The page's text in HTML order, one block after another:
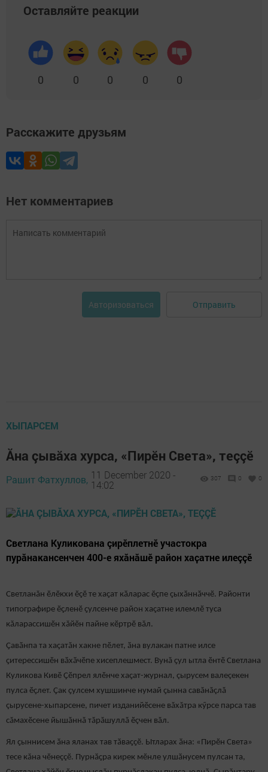
Оставляйте реакции
0 0 0 0 0
Расскажите друзьям
Нет комментариев
Авторизоваться Отправить
ХЫПАРСЕМ
Ăна çывăха хурса, «Пирӗн Света», теççӗ
Рашит Фатхуллов, 11 December 2020 -
14:02
307 0 0
Светлана Куликована çирӗплетнӗ участокра
пурăнакансенчен 400-е яхӑнăшӗ район хаҫатне илеççӗ
Светланăн ӗлӗкхи ӗҫӗ те хаҫат кӑларас ӗçпе ҫыхӑннӑччӗ. Районти
типографире ӗҫленӗ ҫулсенче район хаҫатне илемлӗ туса
кăларассишӗн хăйӗн пайне кӗртрӗ вăл.
Ҫавӑнпа та хаҫатăн хакне пӗлет, ӑна вулакан патне илсе
ҫитерессишӗн вӑхӑчӗпе хисеплешмест. Вунă ҫул ытла ӗнтӗ Светлана
Куликова Кивӗ Ҫӗпрел ялӗнче хаҫат-журнал, çырусем валеçекен
пулса ӗҫлет. Ҫак ҫулсем хушшинче нумай ҫынна савăнăçлă
çырусене-хыпарсене, пичет изданийӗсене вăхăтра кӳрсе парса тав
сăмахӗсене йышăннă тăрăшуллă ӗçчен вăл.
Ял ҫыннисем ӑна яланах тав тӑваҫҫӗ. Ытларах ӑна: «Пирӗн Света»
тесе кăна чӗнеççӗ. Пурнӑҫра кирек мӗнле улшӑнусем пулсан та,